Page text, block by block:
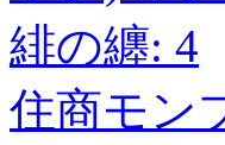
緋の纏: 4
住商モン